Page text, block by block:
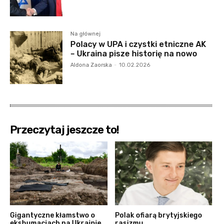
Na głównej
Polacy w UPA i czystki etniczne AK
– Ukraina pisze historię na nowo
Aldona Zaorska - 10.02.2026
Przeczytaj jeszcze to!
Gigantyczne kłamstwo o
Polak ofiarą brytyjskiego